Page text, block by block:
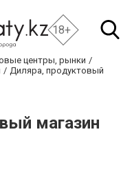
18+
центры, рынки
Диляра, продуктовый
магазин